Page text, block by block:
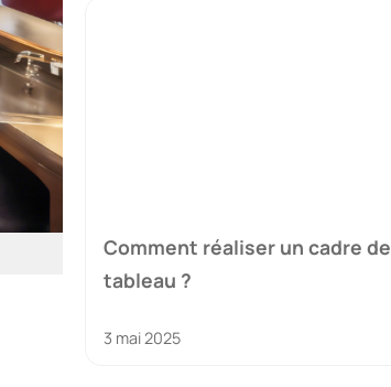
Comment réaliser un cadre de
tableau ?
3 mai 2025